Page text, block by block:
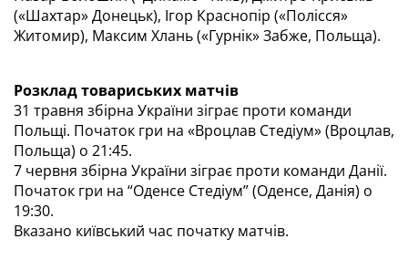
(«Шахтар» Донецьк), Ігор Краснопір («Полісся»
Житомир), Максим Хлань («Гурнік» Забже, Польща).
Розклад товариських матчів
31 травня збірна України зіграє проти команди
Польщі. Початок гри на «Вроцлав Стедіум» (Вроцлав,
Польща) о 21:45.
7 червня збірна України зіграє проти команди Данії.
Початок гри на “Оденсе Стедіум” (Оденсе, Данія) о
19:30.
Вказано київський час початку матчів.